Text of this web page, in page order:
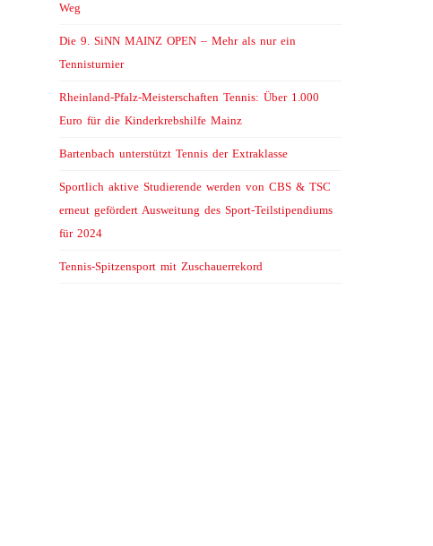
Weg
Die 9. SiNN MAINZ OPEN – Mehr als nur ein
Tennisturnier
Rheinland-Pfalz-Meisterschaften Tennis: Über 1.000
Euro für die Kinderkrebshilfe Mainz
Bartenbach unterstützt Tennis der Extraklasse
Sportlich aktive Studierende werden von CBS & TSC
erneut gefördert Ausweitung des Sport-Teilstipendiums
für 2024
Tennis-Spitzensport mit Zuschauerrekord